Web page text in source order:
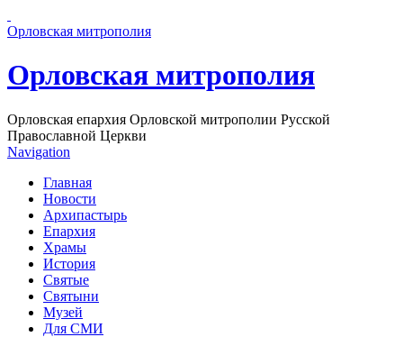
Орловская митрополия
Орловская митрополия
Орловская епархия Орловской митрополии Русской
Православной Церкви
Navigation
Главная
Новости
Архипастырь
Епархия
Храмы
История
Святые
Святыни
Музей
Для СМИ